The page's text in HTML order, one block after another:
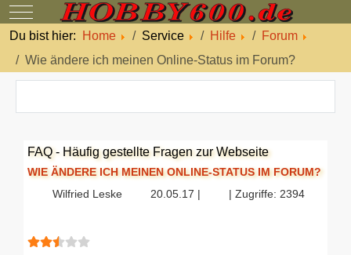
Mobile Menu Toggle
Du bist hier:
Home Service Hilfe
Forum
Wie ändere ich meinen Online-Status im Forum?
FAQ - Häufig gestellte Fragen zur Webseite
WIE ÄNDERE ICH MEINEN ONLINE-STATUS IM FORUM?
Wilfried Leske
20.05.17 | | Zugriffe: 2394
Bewertung: